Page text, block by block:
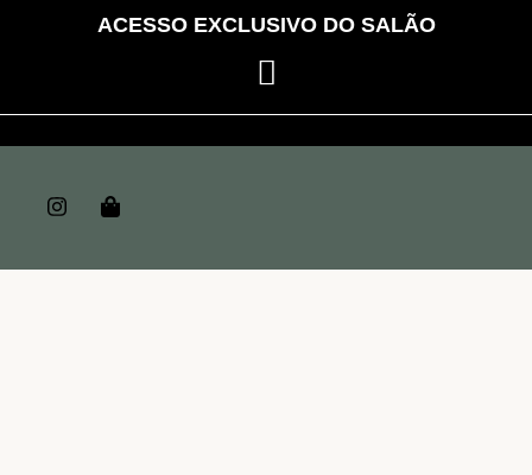
ACESSO EXCLUSIVO DO SALÃO